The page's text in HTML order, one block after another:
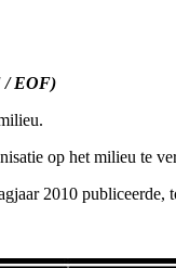
/ EOF)
op het milieu te
2010 publiceerde,